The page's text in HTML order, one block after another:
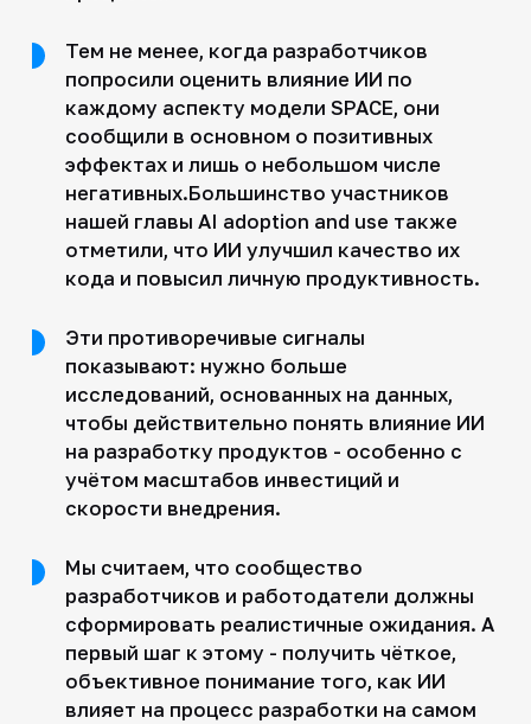
Тем не менее, когда разработчиков
попросили оценить влияние ИИ по
каждому аспекту модели SPACE, они
сообщили в основном о позитивных
эффектах и лишь о небольшом числе
негативных.Большинство участников
нашей главы AI adoption and use также
отметили, что ИИ улучшил качество их
кода и повысил личную продуктивность.
Эти противоречивые сигналы
показывают: нужно больше
исследований, основанных на данных,
чтобы действительно понять влияние ИИ
на разработку продуктов - особенно с
учётом масштабов инвестиций и
скорости внедрения.
Мы считаем, что сообщество
разработчиков и работодатели должны
сформировать реалистичные ожидания. А
первый шаг к этому - получить чёткое,
объективное понимание того, как ИИ
влияет на процесс разработки на самом